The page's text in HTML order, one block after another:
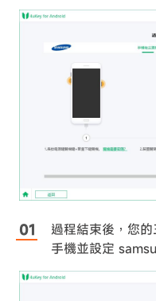
過程結束後，您
手機並設定